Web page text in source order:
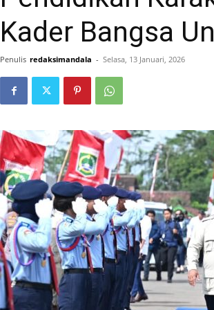
Kader Bangsa
Penulis redaksimandala - Selasa, 13 Januari, 2026